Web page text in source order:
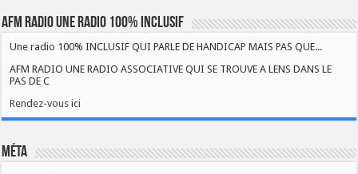
AFM RADIO UNE RADIO 100% INCLUSIF
Une radio 100% INCLUSIF QUI PARLE DE HANDICAP MAIS PAS QUE...
AFM RADIO UNE RADIO ASSOCIATIVE QUI SE TROUVE A LENS DANS LE
PAS DE C
Rendez-vous ici
Méta